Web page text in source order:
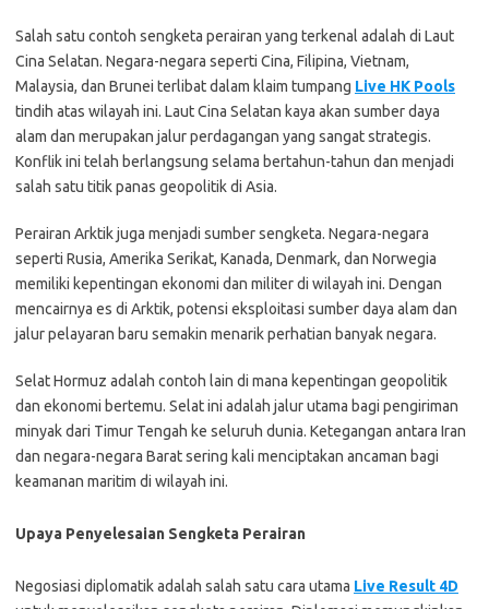
Salah satu contoh sengketa perairan yang terkenal adalah di Laut
Cina Selatan. Negara-negara seperti Cina, Filipina, Vietnam,
Malaysia, dan Brunei terlibat dalam klaim tumpang Live HK Pools
tindih atas wilayah ini. Laut Cina Selatan kaya akan sumber daya
alam dan merupakan jalur perdagangan yang sangat strategis.
Konflik ini telah berlangsung selama bertahun-tahun dan menjadi
salah satu titik panas geopolitik di Asia.
Perairan Arktik juga menjadi sumber sengketa. Negara-negara
seperti Rusia, Amerika Serikat, Kanada, Denmark, dan Norwegia
memiliki kepentingan ekonomi dan militer di wilayah ini. Dengan
mencairnya es di Arktik, potensi eksploitasi sumber daya alam dan
jalur pelayaran baru semakin menarik perhatian banyak negara.
Selat Hormuz adalah contoh lain di mana kepentingan geopolitik
dan ekonomi bertemu. Selat ini adalah jalur utama bagi pengiriman
minyak dari Timur Tengah ke seluruh dunia. Ketegangan antara Iran
dan negara-negara Barat sering kali menciptakan ancaman bagi
keamanan maritim di wilayah ini.
Upaya Penyelesaian Sengketa Perairan
Negosiasi diplomatik adalah salah satu cara utama Live Result 4D